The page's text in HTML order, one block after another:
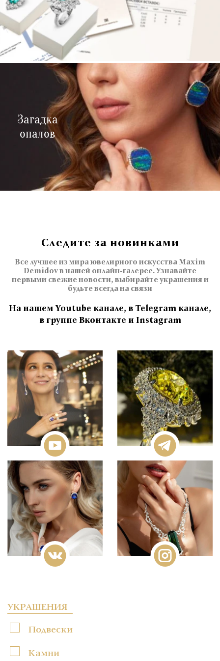
Загадка
опалов
Следите за новинками
Все лучшее из мира ювелирного искусства Maxim
Demidov в нашей онлайн-галерее. Узнавайте
первыми свежие новости, выбирайте украшения и
будьте всегда на связи
На нашем Youtube канале, в Telegram канале,
в группе Вконтакте и Instagram
УКРАШЕНИЯ
Подвески
Камни